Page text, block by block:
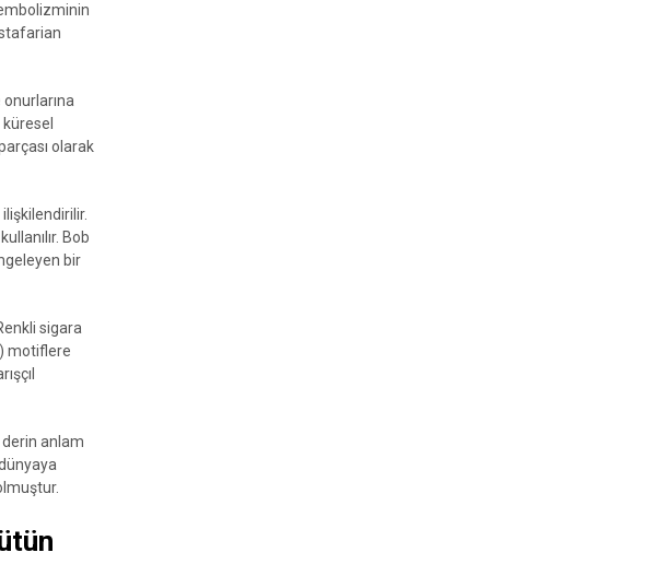
olarak
Bob
bir
sigara
motiflere
derin anlam